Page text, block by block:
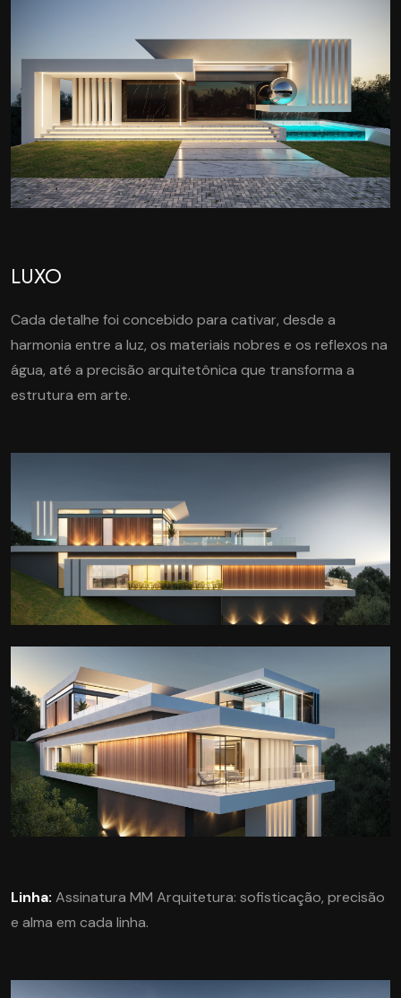
LUXO
Cada detalhe foi concebido para cativar, desde a
harmonia entre a luz, os materiais nobres e os reflexos na
água, até a precisão arquitetônica que transforma a
estrutura em arte.
Linha: Assinatura MM Arquitetura: sofisticação, precisão
e alma em cada linha.